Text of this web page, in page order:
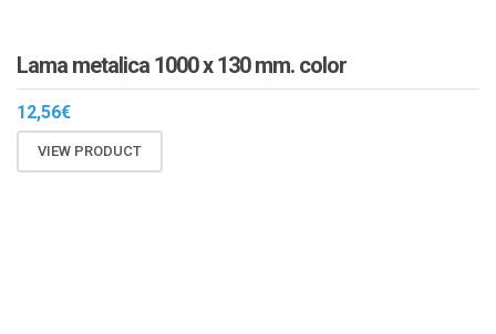
Lama metalica 1000 x 130 mm. color
12,56€
VIEW PRODUCT